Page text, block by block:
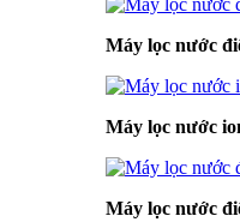
Máy lọc nước
Máy lọc nước
Máy lọc nước